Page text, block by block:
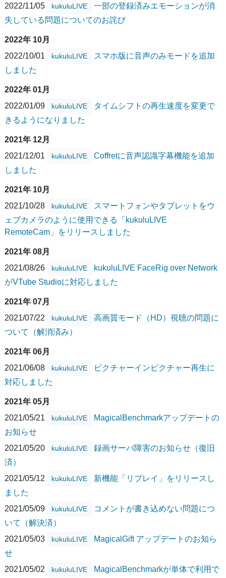
2022/11/05
kukuluLIVE
一部の登録済みエモーションが消
失している問題についてのお詫び
2022年 10月
2022/10/01
kukuluLIVE
スマホ版に音声のみモードを追加
しました
2022年 01月
2022/01/09
kukuluLIVE
タイムシフトの再生速度を変更で
きるようになりました
2021年 12月
2021/12/01
kukuluLIVE
Coffretに音声認識字幕機能を追加
しました
2021年 10月
2021/10/28
kukuluLIVE
スマートフォンやタブレットをウ
ェブカメラのように使用できる「kukuluLIVE
RemoteCam」をリリースしました
2021年 08月
2021/08/26
kukuluLIVE
kukuluLIVE FaceRig over Network
がVTube Studioに対応しました
2021年 07月
2021/07/22
kukuluLIVE
高画質モード（HD）視聴の問題に
ついて（解消済み）
2021年 06月
2021/06/08
kukuluLIVE
ピクチャーインピクチャー再生に
対応しました
2021年 05月
2021/05/21
kukuluLIVE
MagicalBenchmarkアップデートの
お知らせ
2021/05/20
kukuluLIVE
録画サーバ障害のお知らせ（復旧
済）
2021/05/12
kukuluLIVE
新機能「リプレイ」をリリースし
ました
2021/05/09
kukuluLIVE
コメントが書き込めない問題につ
いて（解決済）
2021/05/03
kukuluLIVE
MagicalGift アップデートのお知ら
せ
2021/05/02
kukuluLIVE
MagicalBenchmarkが単体で利用で